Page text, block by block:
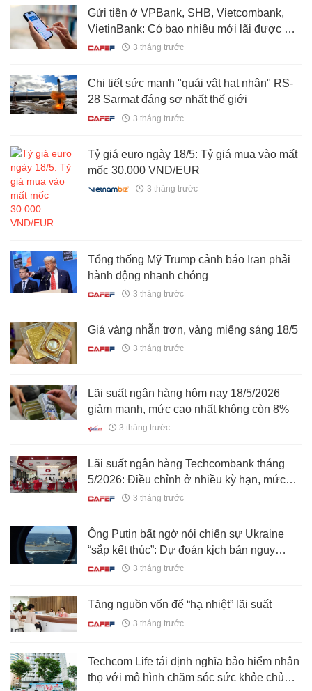
Gửi tiền ở VPBank, SHB, Vietcombank,
VietinBank: Có bao nhiêu mới lãi được 20
triệu/tháng?3 tháng trước
Chi tiết sức mạnh "quái vật hạt nhân" RS-
28 Sarmat đáng sợ nhất thế giới
3 tháng trước
Tỷ giá euro ngày 18/5: Tỷ giá mua vào mất
mốc 30.000 VND/EUR
3 tháng trước
Tổng thống Mỹ Trump cảnh báo Iran phải
hành động nhanh chóng
3 tháng trước
Giá vàng nhẫn trơn, vàng miếng sáng 18/5
3 tháng trước
Lãi suất ngân hàng hôm nay 18/5/2026
giảm mạnh, mức cao nhất không còn 8%
3 tháng trước
Lãi suất ngân hàng Techcombank tháng
5/2026: Điều chỉnh ở nhiều kỳ hạn, mức
cao nhất là bao nhiêu?
3 tháng trước
Ông Putin bất ngờ nói chiến sự Ukraine
“sắp kết thúc”: Dự đoán kịch bản nguy
hiểm
3 tháng trước
Tăng nguồn vốn để “hạ nhiệt” lãi suất
3 tháng trước
Techcom Life tái định nghĩa bảo hiểm nhân
thọ với mô hình chăm sóc sức khỏe chủ